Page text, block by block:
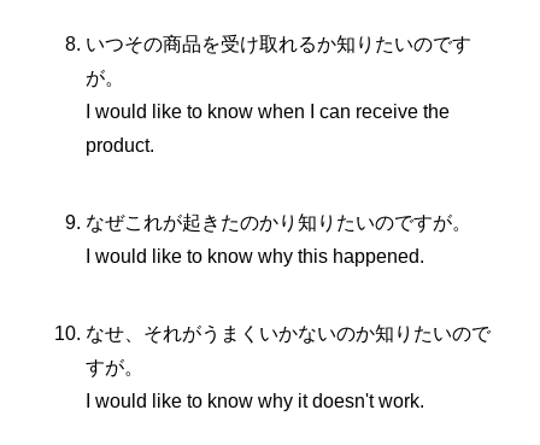
いつその商品を受け取れるか知りたいのです
が。
I would like to know when I can receive the
product.
なぜこれが起きたのかり知りたいのですが。
I would like to know why this happened.
なせ、それがうまくいかないのか知りたいので
すが。
I would like to know why it doesn't work.